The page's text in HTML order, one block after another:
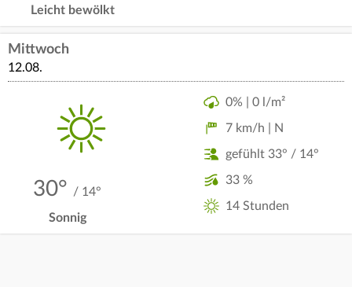
Leicht bewölkt
Mittwoch
12.08.
30° / 14°
Sonnig
0% | 0 l/m²
7 km/h | N
gefühlt 33° / 14°
33 %
14 Stunden